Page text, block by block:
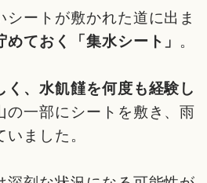
シートが敷かれた道に出ま
めておく「集水シート」 。
く、水飢饉を何度も経験し
の一部にシートを敷き、雨
ました。